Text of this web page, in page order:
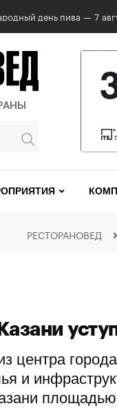
день пива — 7
РЕСТОРАНОВЕД
центра
и